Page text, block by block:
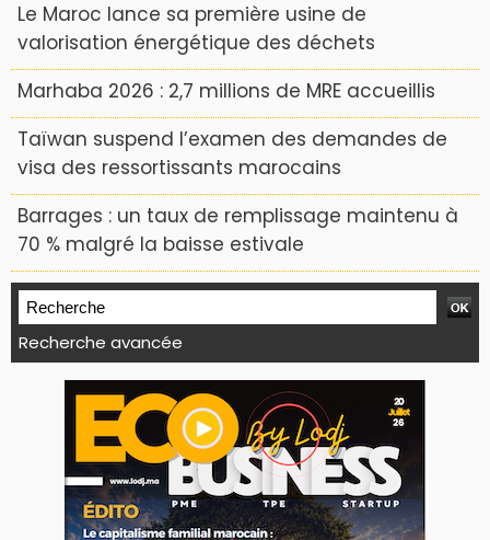
Le Maroc lance sa première usine de
valorisation énergétique des déchets
Marhaba 2026 : 2,7 millions de MRE accueillis
Taïwan suspend l’examen des demandes de
visa des ressortissants marocains
Barrages : un taux de remplissage maintenu à
70 % malgré la baisse estivale
Recherche avancée